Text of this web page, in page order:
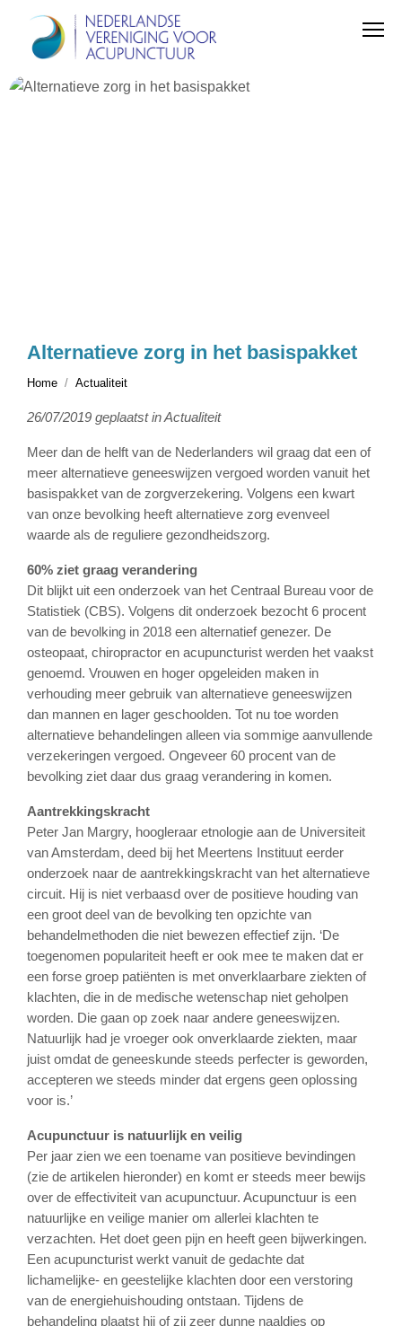
Alternatieve zorg in het basispakket
Home Actualiteit
26/07/2019 geplaatst in Actualiteit
Meer dan de helft van de Nederlanders wil graag dat een of
meer alternatieve geneeswijzen vergoed worden vanuit het
basispakket van de zorgverzekering. Volgens een kwart
van onze bevolking heeft alternatieve zorg evenveel
waarde als de reguliere gezondheidszorg.
60% ziet graag verandering
Dit blijkt uit een onderzoek van het Centraal Bureau voor de
Statistiek (CBS). Volgens dit onderzoek bezocht 6 procent
van de bevolking in 2018 een alternatief genezer. De
osteopaat, chiropractor en acupuncturist werden het vaakst
genoemd. Vrouwen en hoger opgeleiden maken in
verhouding meer gebruik van alternatieve geneeswijzen
dan mannen en lager geschoolden. Tot nu toe worden
alternatieve behandelingen alleen via sommige aanvullende
verzekeringen vergoed. Ongeveer 60 procent van de
bevolking ziet daar dus graag verandering in komen.
Aantrekkingskracht
Peter Jan Margry, hoogleraar etnologie aan de Universiteit
van Amsterdam, deed bij het Meertens Instituut eerder
onderzoek naar de aantrekkingskracht van het alternatieve
circuit. Hij is niet verbaasd over de positieve houding van
een groot deel van de bevolking ten opzichte van
behandelmethoden die niet bewezen effectief zijn. ‘De
toegenomen populariteit heeft er ook mee te maken dat er
een forse groep patiënten is met onverklaarbare ziekten of
klachten, die in de medische wetenschap niet geholpen
worden. Die gaan op zoek naar andere geneeswijzen.
Natuurlijk had je vroeger ook onverklaarde ziekten, maar
juist omdat de geneeskunde steeds perfecter is geworden,
accepteren we steeds minder dat ergens geen oplossing
voor is.’
Acupunctuur is natuurlijk en veilig
Per jaar zien we een toename van positieve bevindingen
(zie de artikelen hieronder) en komt er steeds meer bewijs
over de effectiviteit van acupunctuur. Acupunctuur is een
natuurlijke en veilige manier om allerlei klachten te
verzachten. Het doet geen pijn en heeft geen bijwerkingen.
Een acupuncturist werkt vanuit de gedachte dat
lichamelijke- en geestelijke klachten door een verstoring
van de energiehuishouding ontstaan. Tijdens de
behandeling plaatst hij of zij zeer dunne naaldjes op